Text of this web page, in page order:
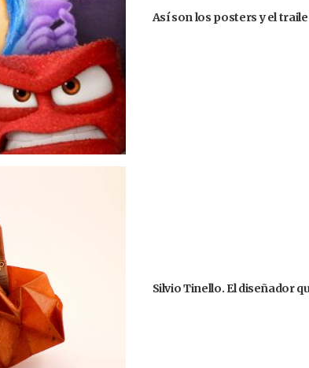
Así son los posters y el
Silvio Tinello. El diseñador